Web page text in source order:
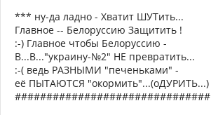
*** ну-да ладно - Хватит ШУТить...
Главное -- Белоруссию Защитить !
:-) Главное чтобы Белоруссию -
В...В..."украину-№2" НЕ превратить...
:-( ведь РАЗНЫМИ "печеньками" -
её ПЫТАЮТСЯ "окормить"...(оДУРИТЬ...)
###############################